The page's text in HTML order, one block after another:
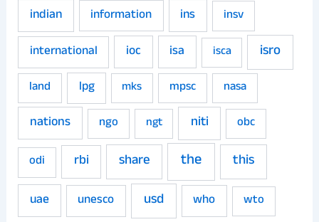
indian
information ins
insv
international
ioc isa isca isro
land lpg mks mpsc nasa
nations ngo ngt niti
obc
odi
rbi share the this
uae unesco usd who wto